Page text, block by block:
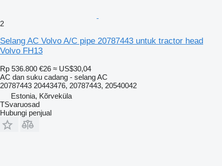
2
Selang AC Volvo A/C pipe 20787443 untuk tractor head
Volvo FH13
Rp 536.800 €26 ≈ US$30,04
AC dan suku cadang - selang AC
20787443 20443476, 20787443, 20540042
Estonia, Kõrveküla
TSvaruosad
Hubungi penjual